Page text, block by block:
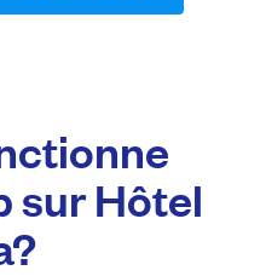
sur Hôtel